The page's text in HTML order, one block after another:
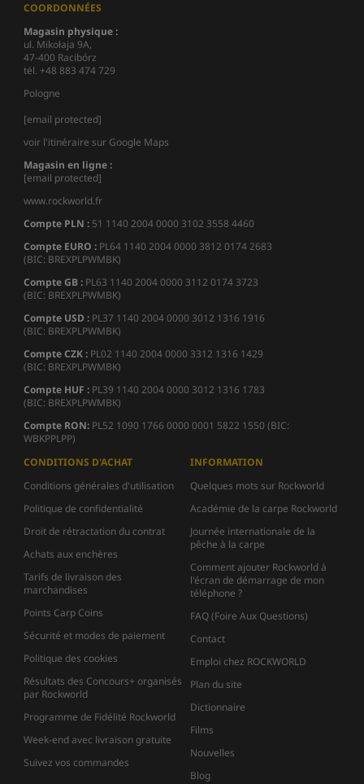
COORDONNÉES
Magasin physique :
ul. Mikołaja 9A,
47-400 Racibórz
tél. +48 883 474 729
Pologne
[email protected]
voir l'itinéraire sur Google Maps
Magasin en ligne :
[email protected]
www.rockworld.fr
Compte PLN : 51 1140 2004 0000 3102 3558 4460
Compte EURO : PL64 1140 2004 0000 3812 0174 2683
(BIC: BREXPLPWMBK)
Compte GB : PL63 1140 2004 0000 3112 0174 3723
(BIC: BREXPLPWMBK)
Compte USD : PL37 1140 2004 0000 3012 1316 1916
(BIC: BREXPLPWMBK)
Compte CZK : PL02 1140 2004 0000 3312 1316 1429
(BIC: BREXPLPWMBK)
Compte HUF : PL39 1140 2004 0000 3012 1316 1783
(BIC: BREXPLPWMBK)
Compte RON: PL52 1090 1766 0000 0001 5822 1550 (BIC:
WBKPPLPP)
CONDITIONS D'ACHAT
Conditions générales d'utilisation
Politique de confidentialité
Droit de rétractation du contrat
Achats aux enchères
Tarifs de livraison des
marchandises
Points Carp Coins
Sécurité et modes de paiement
Politique des cookies
Résultats des Concours+ organisés
par Rockworld
Programme de Fidélité Rockworld
Week-end avec livraison gratuite
Suivez vos commandes
INFORMATION
Quelques mots sur Rockworld
Académie de la carpe Rockworld
Journée internationale de la
pêche à la carpe
Comment ajouter Rockworld à
l'écran de démarrage de mon
téléphone ?
FAQ (Foire Aux Questions)
Contact
Emploi chez ROCKWORLD
Plan du site
Dictionnaire
Films
Nouvelles
Blog